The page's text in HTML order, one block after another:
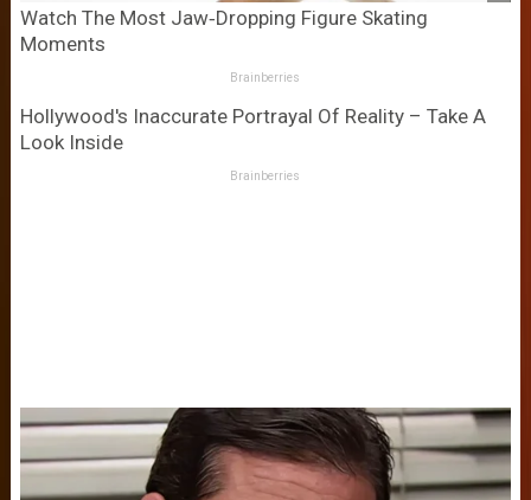
Watch The Most Jaw‑Dropping Figure Skating
Moments
Brainberries
Hollywood's Inaccurate Portrayal Of Reality – Take A
Look Inside
Brainberries